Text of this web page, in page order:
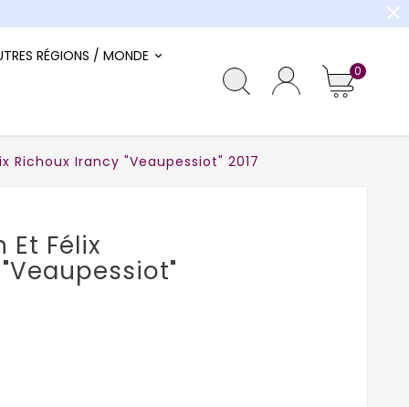
close
RÉGIONS / MONDE
0
Richoux Irancy "Veaupessiot" 2017
Félix